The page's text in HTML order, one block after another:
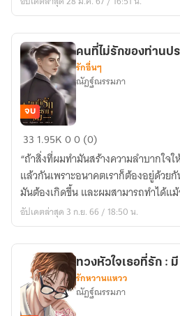
ได้
ลูก
มาเฟีย
คน
นี้
คน
ที่
ไม่
รัก
ของ
ท่าน
จบ
คนที่ไม่รักของท่านป
รักอื่นๆ
ณัฏฐ์ณรรมภา
33 1.95K00 (0)
“ถ้าสิ่งที่ผมทำมันสร้างความลำบากใ
แล้วกันเพราะอนาคตเราก็ต้องอยู่ด้วย
มันต้องเกิดขึ้น และผมสามารถทำได้แม้
อัปเดตล่าสุด 3 ก.ย. 66 / 18:50 น.
ทวงหัวใจเธอที่รัก :
รักหวานแหวว
ณัฏฐ์ณรรมภา